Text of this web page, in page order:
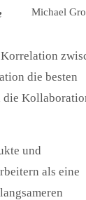
Michael
die besten
die
und
als eine